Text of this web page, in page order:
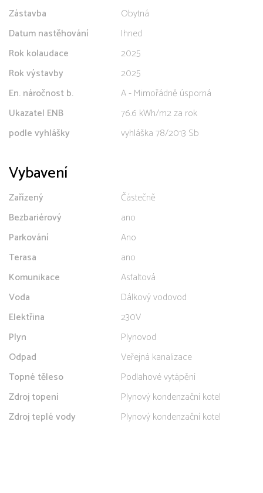
Zástavba
Obytná
Datum nastěhování
Ihned
Rok kolaudace
2025
Rok výstavby
2025
En. náročnost b.
A - Mimořádně úsporná
Ukazatel ENB
76.6 kWh/m2 za rok
podle vyhlášky
vyhláška 78/2013 Sb
Vybavení
Zařízený
Částečně
Bezbariérový
ano
Parkování
Ano
Terasa
ano
Komunikace
Asfaltová
Voda
Dálkový vodovod
Elektřina
230V
Plyn
Plynovod
Odpad
Veřejná kanalizace
Topné těleso
Podlahové vytápění
Zdroj topení
Plynový kondenzační kotel
Zdroj teplé vody
Plynový kondenzační kotel